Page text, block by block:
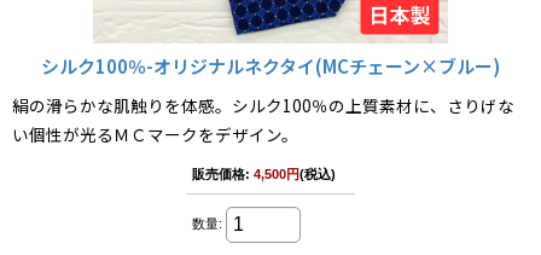
シルク100％-オリジナルネクタイ(MCチェーン×ブルー)
絹の滑らかな肌触りを体感。シルク100％の上質素材に、さりげな
い個性が光るＭＣマークをデザイン。